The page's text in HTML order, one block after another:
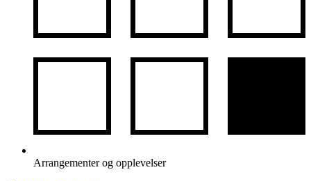
Arrangementer og opplevelser